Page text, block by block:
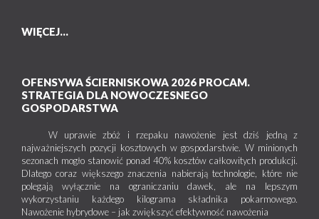
WIĘCEJ...
OFENSYWA ŚCIERNISKOWA 2026 PROCAM.
STRATEGIA DLA NOWOCZESNEGO
GOSPODARSTWA
W uprawie zbóż i rzepaku nawożenie jest dziś jedną z
najważniejszych pozycji kosztowych w gospodarstwie. W minionych
sezonach mogło stanowić ponad 40% kosztów całkowitych produkcji.
Dlatego coraz większego znaczenia nabierają technologie, które nie
polegają wyłącznie na ograniczaniu dawek, ale na lepszym
wykorzystaniu każdego kilograma składnika pokarmowego.
Nawożenie hybrydowe – jak zwiększyć efektywność nawożenia